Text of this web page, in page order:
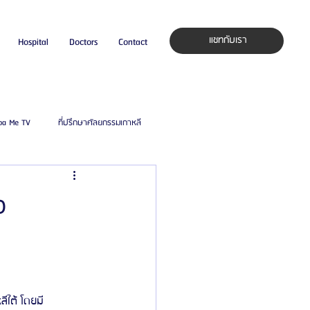
Hospital Doctors Contact แชทกับเรา
Me TV ที่ปรึกษาศัลยกรรมเกาหลี
ศัลยแพทย์ ประเทศเกาหลี
ยู
ใต้ โดยมี